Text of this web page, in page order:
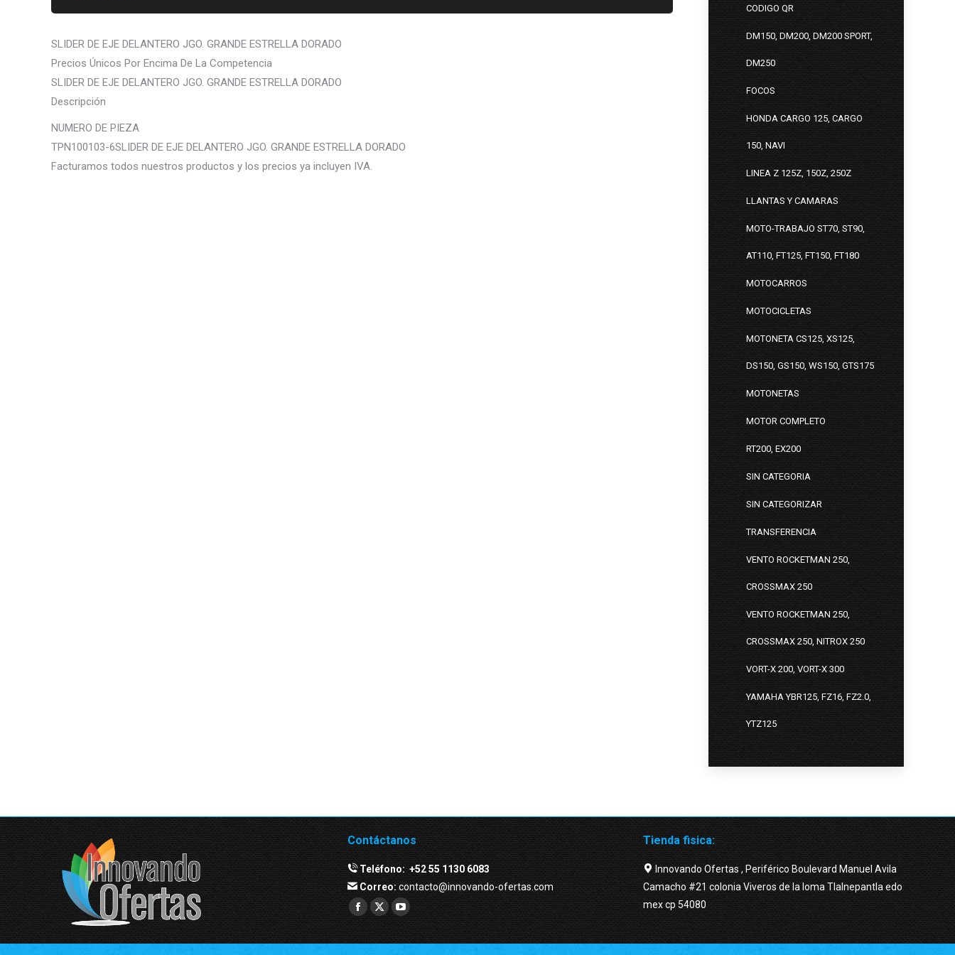
SLIDER DE EJE DELANTERO JGO. GRANDE ESTRELLA DORADO
Precios Únicos Por Encima De La Competencia
SLIDER DE EJE DELANTERO JGO. GRANDE ESTRELLA DORADO
Descripción
NUMERO DE PIEZA
TPN100103-6SLIDER DE EJE DELANTERO JGO. GRANDE ESTRELLA DORADO
Facturamos todos nuestros productos y los precios ya incluyen IVA.
CODIGO QR
DM150, DM200, DM200 SPORT,
DM250
FOCOS
HONDA CARGO 125, CARGO
150, NAVI
LINEA Z 125Z, 150Z, 250Z
LLANTAS Y CAMARAS
MOTO-TRABAJO ST70, ST90,
AT110, FT125, FT150, FT180
MOTOCARROS
MOTOCICLETAS
MOTONETA CS125, XS125,
DS150, GS150, WS150, GTS175
MOTONETAS
MOTOR COMPLETO
RT200, EX200
SIN CATEGORIA
SIN CATEGORIZAR
TRANSFERENCIA
VENTO ROCKETMAN 250,
CROSSMAX 250
VENTO ROCKETMAN 250,
CROSSMAX 250, NITROX 250
VORT-X 200, VORT-X 300
YAMAHA YBR125, FZ16, FZ2.0,
YTZ125
Contáctanos
Teléfono:+52 55 1130 6083
Correo:contacto@innovando-ofertas.com
Facebook
page
Twitter
page
YouTube
page
Tienda fisica:
Innovando Ofertas , Periférico Boulevard Manuel Avila
Camacho #21 colonia Viveros de la loma Tlalnepantla edo
mex cp 54080